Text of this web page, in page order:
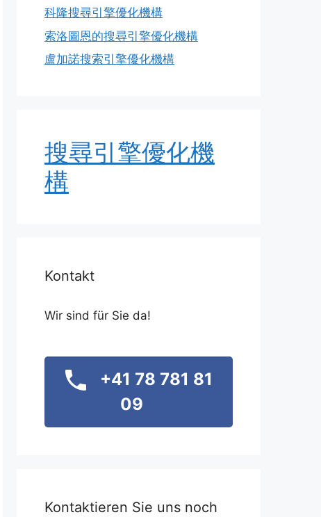
科隆搜尋引擎優化機構
索洛圖恩的搜尋引擎優化機構
盧加諾搜索引擎優化機構
搜尋引擎優化機
構
Kontakt
Wir sind für Sie da!
+41 78 781 81
09
Kontaktieren Sie uns noch